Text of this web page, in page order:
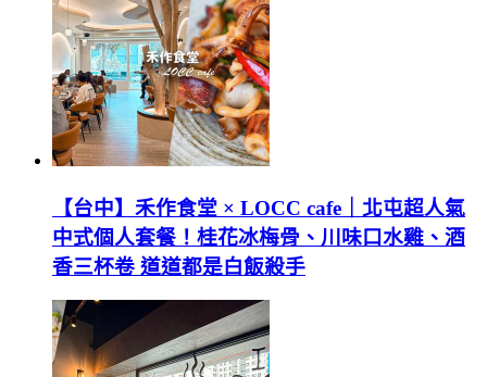
【台中】禾作食堂 × LOCC cafe｜北屯超人氣
中式個人套餐！桂花冰梅骨、川味口水雞、酒
香三杯卷 道道都是白飯殺手